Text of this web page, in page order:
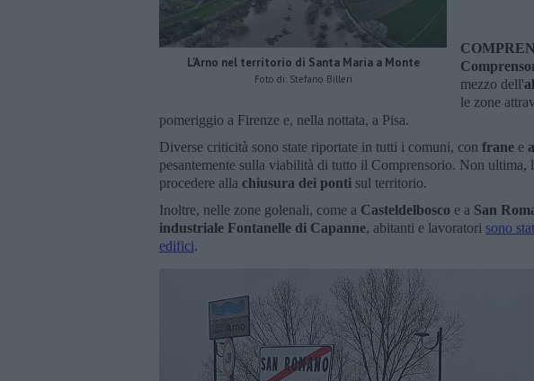
L'Arno nel territorio di Santa Maria a Monte
Foto di: Stefano Billeri
mezzo dell'
le zone
pomeriggio a Firenze e, nella nottata, a Pisa.
Diverse criticità sono state riportate in tutti i comuni, con frane e
pesantemente sulla viabilità di tutto il Comprensorio. Non ultima,
procedere alla chiusura dei ponti sul territorio.
Inoltre, nelle zone golenali, come a Casteldelbosco e a San
industriale Fontanelle di Capanne, abitanti e lavoratori sono
edifici.